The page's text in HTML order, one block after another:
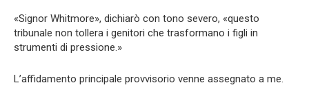
«Signor Whitmore», dichiarò con tono severo, «questo
tribunale non tollera i genitori che trasformano i figli in
strumenti di pressione.»
L’affidamento principale provvisorio venne assegnato a me.